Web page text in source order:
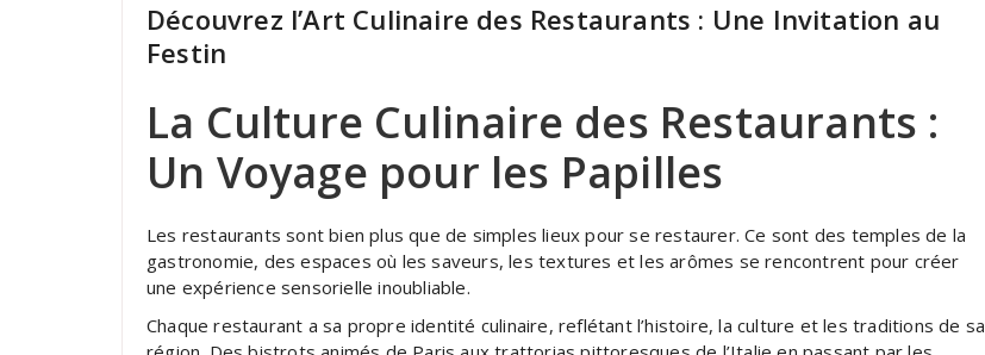
Découvrez l’Art Culinaire des Restaurants : Une Invitation au
Festin
La Culture Culinaire des Restaurants :
Un Voyage pour les Papilles
Les restaurants sont bien plus que de simples lieux pour se restaurer. Ce sont des temples de la
gastronomie, des espaces où les saveurs, les textures et les arômes se rencontrent pour créer
une expérience sensorielle inoubliable.
Chaque restaurant a sa propre identité culinaire, reflétant l’histoire, la culture et les traditions de sa